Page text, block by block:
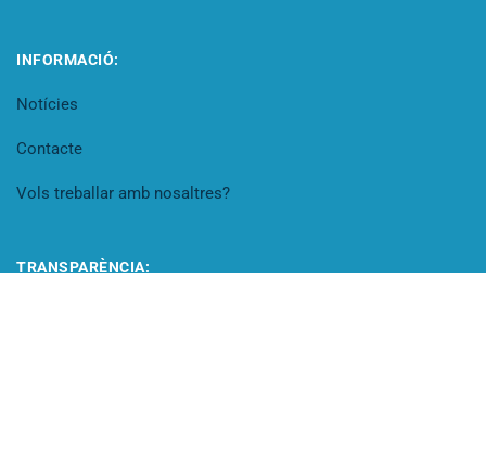
INFORMACIÓ:
Notícies
Contacte
Vols treballar amb nosaltres?
TRANSPARÈNCIA: